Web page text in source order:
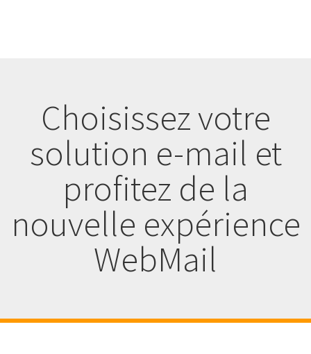
Choisissez votre
solution e-mail et
profitez de la
nouvelle expérience
WebMail